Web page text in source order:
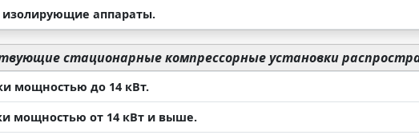
аппараты.
стационарные компрессорные установки
мощностью до 14 кВт.
мощностью от 14 кВт и выше.